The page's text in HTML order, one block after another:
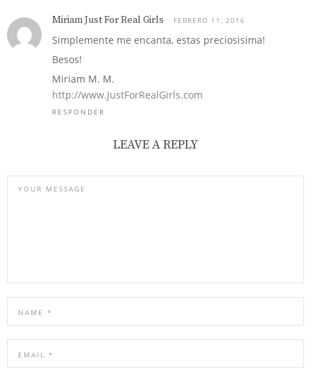
Miriam Just For Real Girls FEBRERO 11, 2016
Simplemente me encanta, estas preciosisima!
Besos!
Miriam M. M.
http://www.JustForRealGirls.com
RESPONDER
LEAVE A REPLY